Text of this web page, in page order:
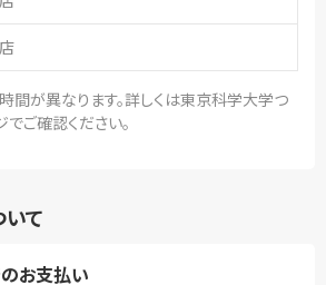
が異なります。詳しくは東京科学大学つ
ご確認ください。
て
お支払い